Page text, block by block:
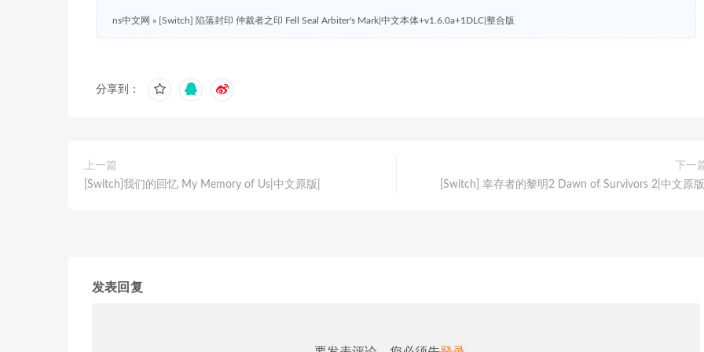
ns中文网 » [Switch] 陷落封印 仲裁者之印 Fell Seal Arbiter's Mark|中文本体+v1.6.0a+1DLC|整合版
分享到：
上一篇
[Switch]我们的回忆 My Memory of Us|中文原版|
下一
[Switch] 幸存者的黎明2 Dawn of Survivors 2|中文原
发表回复